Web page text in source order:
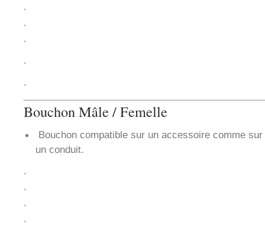
.
.
.
.
.
Bouchon Mâle / Femelle
Bouchon compatible sur un accessoire comme sur
un conduit.
.
.
.
.